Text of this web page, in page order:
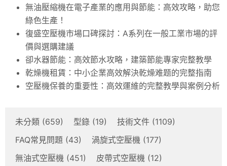
無油壓縮機在電子產業的應用與節能：高效攻略，助您
綠色生產！
復盛空壓機市場口碑探討：A系列在一般工業市場的評
價與選購建議
卻水器節能：高效節水攻略，建築節能專家完整教學
乾燥機租賃：中小企業高效解決乾燥难题的完整指南
空壓機保養的重要性：高效運維的完整教學與案例分析
未分類 (659) 型錄 (19) 技術文件 (1109)
FAQ常見問題 (43) 渦旋式空壓機 (177)
無油式空壓機 (451) 皮帶式空壓機 (12)